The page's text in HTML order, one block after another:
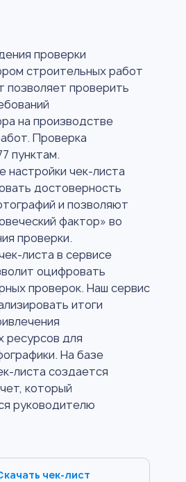
проверки
строительных работ
позволяет проверить
на производстве
Проверка
пунктам.
настройки чек-листа
достоверность
и позволяют
фактор» во
проверки.
листа в сервисе
оцифровать
проверок. Наш сервис
итоги
ресурсов для
На базе
листа создается
который
руководителю
чек-лист